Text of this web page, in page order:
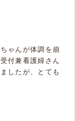
ゃんが体調を崩
付兼看護婦さん
したが、とても